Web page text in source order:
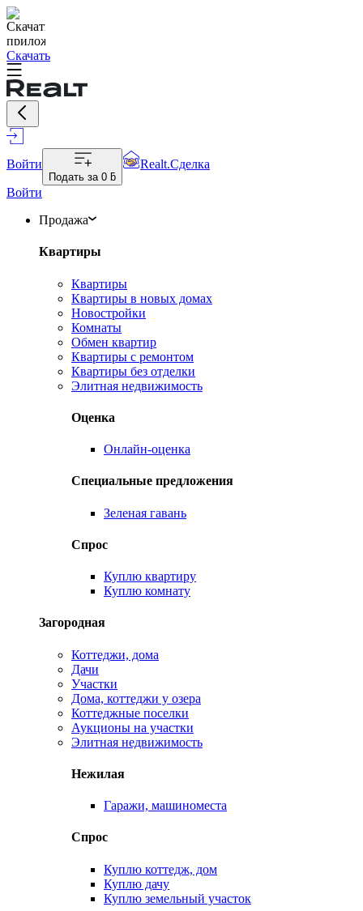
Скачать
Войти
Подать за 0 ƃ
Realt.Сделка
Войти
Продажа
Квартиры
Квартиры
Квартиры в новых домах
Новостройки
Комнаты
Обмен квартир
Квартиры с ремонтом
Квартиры без отделки
Элитная недвижимость
Оценка
Онлайн-оценка
Специальные предложения
Зеленая гавань
Спрос
Куплю квартиру
Куплю комнату
Загородная
Коттеджи, дома
Дачи
Участки
Дома, коттеджи у озера
Коттеджные поселки
Аукционы на участки
Элитная недвижимость
Нежилая
Гаражи, машиноместа
Спрос
Куплю коттедж, дом
Куплю дачу
Куплю земельный участок